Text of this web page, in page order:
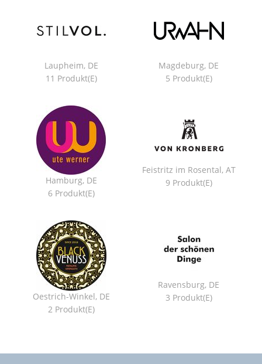
Laupheim, DE
11 Produkt(e)
Magdeburg, DE
5 Produkt(e)
Hamburg, DE
6 Produkt(e)
Feistritz im Rosental, AT
9 Produkt(e)
Oestrich-Winkel, DE
2 Produkt(e)
Ravensburg, DE
3 Produkt(e)